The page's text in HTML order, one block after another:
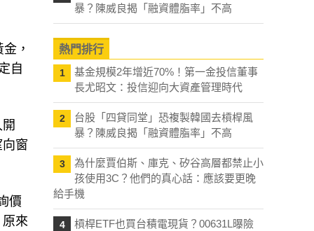
，
自
窗
價
原來
暴？陳威良揭「融資體脂率」不高
熱門排行
1
基金規模2年增近70%！第一金投信董事
長尤昭文：投信迎向大資產管理時代
2
台股「四貸同堂」恐複製韓國去槓桿風
暴？陳威良揭「融資體脂率」不高
3
為什麼賈伯斯、庫克、矽谷高層都禁止小
孩使用3C？他們的真心話：應該要更晚
給手機
4
槓桿ETF也買台積電現貨？00631L曝險